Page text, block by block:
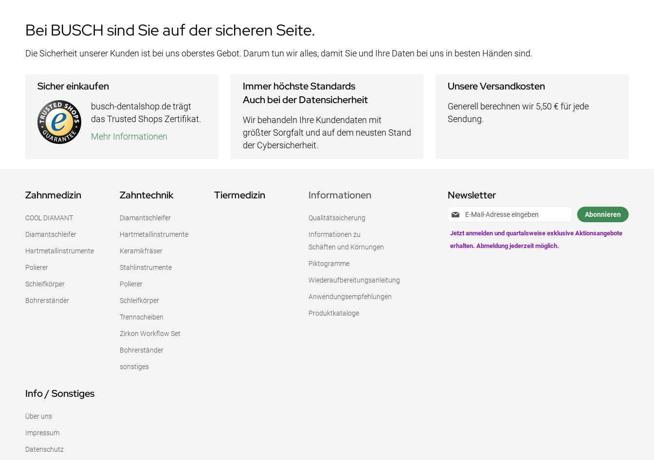
Bei BUSCH sind Sie auf der sicheren Seite.
Die Sicherheit unserer Kunden ist bei uns oberstes Gebot. Darum tun wir alles, damit Sie und Ihre Daten bei uns in besten Händen sind.
Sicher einkaufen
busch-dentalshop.de trägt
das Trusted Shops Zertifikat.
Mehr Informationen
Immer höchste Standards
Auch bei der Datensicherheit
Wir behandeln Ihre Kundendaten mit
größter Sorgfalt und auf dem neusten Stand
der Cybersicherheit.
Unsere Versandkosten
Generell berechnen wir 5,50 € für jede
Sendung.
Newsletter
Anmeldung
Newsletter:
Abonnieren
Zahnmedizin
COOL DIAMANT
Diamantschleifer
Hartmetallinstrumente
Polierer
Schleifkörper
Bohrerständer
Zahntechnik
Diamantschleifer
Hartmetallinstrumente
Keramikfräser
Stahlinstrumente
Polierer
Schleifkörper
Trennscheiben
Zirkon Workflow Set
Bohrerständer
sonstiges
Tiermedizin Informationen
Qualitätssicherung
Informationen zu
Schäften und Körnungen
Piktogramme
Wiederaufbereitungsanleitung
Anwendungsempfehlungen
Produktkataloge
Info / Sonstiges
Über uns
Impressum
Datenschutz